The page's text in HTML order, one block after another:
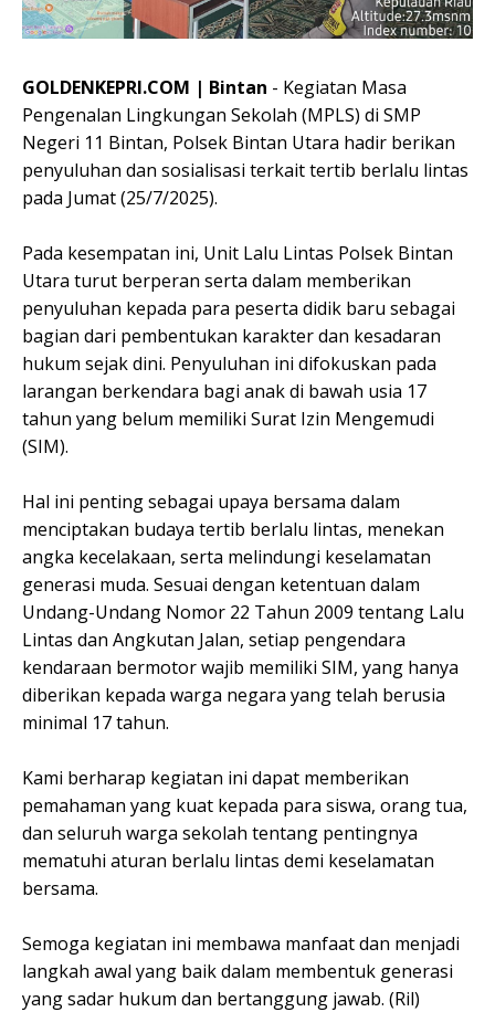
GOLDENKEPRI.COM | Bintan - Kegiatan Masa
Pengenalan Lingkungan Sekolah (MPLS) di SMP
Negeri 11 Bintan, Polsek Bintan Utara hadir berikan
penyuluhan dan sosialisasi terkait tertib berlalu lintas
pada Jumat (25/7/2025).
Pada kesempatan ini, Unit Lalu Lintas Polsek Bintan
Utara turut berperan serta dalam memberikan
penyuluhan kepada para peserta didik baru sebagai
bagian dari pembentukan karakter dan kesadaran
hukum sejak dini. Penyuluhan ini difokuskan pada
larangan berkendara bagi anak di bawah usia 17
tahun yang belum memiliki Surat Izin Mengemudi
(SIM).
Hal ini penting sebagai upaya bersama dalam
menciptakan budaya tertib berlalu lintas, menekan
angka kecelakaan, serta melindungi keselamatan
generasi muda. Sesuai dengan ketentuan dalam
Undang-Undang Nomor 22 Tahun 2009 tentang Lalu
Lintas dan Angkutan Jalan, setiap pengendara
kendaraan bermotor wajib memiliki SIM, yang hanya
diberikan kepada warga negara yang telah berusia
minimal 17 tahun.
Kami berharap kegiatan ini dapat memberikan
pemahaman yang kuat kepada para siswa, orang tua,
dan seluruh warga sekolah tentang pentingnya
mematuhi aturan berlalu lintas demi keselamatan
bersama.
Semoga kegiatan ini membawa manfaat dan menjadi
langkah awal yang baik dalam membentuk generasi
yang sadar hukum dan bertanggung jawab. (Ril)